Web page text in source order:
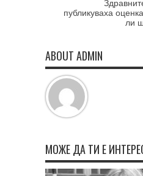
публикуваха
ли
ABOUT ADMIN
МОЖЕ ДА ТИ Е